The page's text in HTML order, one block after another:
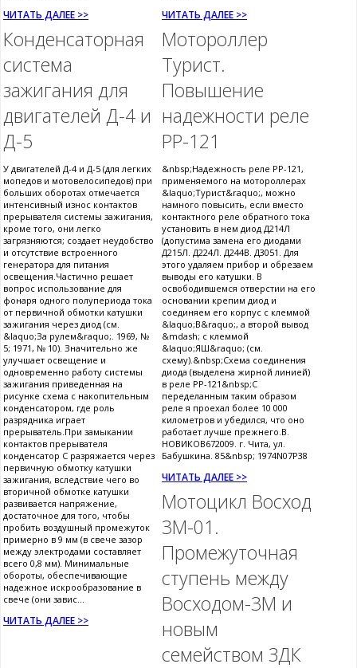
ЧИТАТЬ ДАЛЕЕ >> ЧИТАТЬ ДАЛЕЕ >>
Конденсаторная
система
зажигания для
двигателей Д-4 и
Д-5
У двигателей Д-4 и Д-5 (для легких
мопедов и мотовелосипедов) при
больших оборотах отмечается
интенсивный износ контактов
прерывателя системы зажигания,
кроме того, они легко
загрязняются; создает неудобство
и отсутствие встроенного
генератора для питания
освещения.Частично решает
вопрос использование для
фонаря одного полупериода тока
от первичной обмотки катушки
зажигания через диод (см.
&laquo;За рулем&raquo;. 1969, №
5; 1971, № 10). Значительно же
улучшает освещение и
одновременно работу системы
зажигания приведенная на
рисунке схема с накопительным
конденсатором, где роль
разрядника играет
прерыватель.При замыкании
контактов прерывателя
конденсатор С разряжается через
первичную обмотку катушки
зажигания, вследствие чего во
вторичной обмотке катушки
развивается напряжение,
достаточное для того, чтобы
пробить воздушный промежуток
примерно в 9 мм (в свече зазор
между электродами составляет
всего 0,8 мм). Минимальные
обороты, обеспечивающие
надежное искрообразование в
свече (они завис...
ЧИТАТЬ ДАЛЕЕ >>
Мотороллер
Турист.
Повышение
надежности реле
РР-121
&nbsp;Надежность реле РР-121,
применяемого на мотороллерах
&laquo;Турист&raquo;, можно
намного повысить, если вместо
контактного реле обратного тока
установить в нем диод Д214Л
(допустима замена его диодами
Д215Л. Д224Л. Д244В. Д3051. Для
этого удаляем прибор и обрезаем
выводы его катушки. В
освободившемся отверстии на его
основании крепим диод и
соединяем его корпус с клеммой
&laquo;В&raquo;, а второй вывод
&mdash; с клеммой
&laquo;ЯШ&raquo; (см.
схему).&nbsp;Схема соединения
диода (выделена жирной линией)
в реле РР-121&nbsp;С
переделанным таким образом
реле я проехал более 10 000
километров и убедился, что оно
работает лучше прежнего.В.
НОВИКОВ672009. г. Чита, ул.
Бабушкина. 85&nbsp; 1974N07P38
ЧИТАТЬ ДАЛЕЕ >>
Мотоцикл Восход
3М-01.
Промежуточная
ступень между
Восходом-3М и
новым
семейством ЗДК